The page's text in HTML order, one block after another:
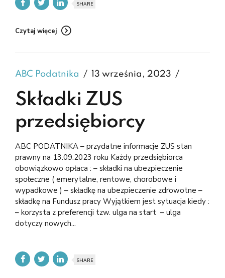
SHARE
Czytaj więcej
ABC Podatnika 13 września, 2023
Składki ZUS
przedsiębiorcy
ABC PODATNIKA – przydatne informacje ZUS stan
prawny na 13.09.2023 roku Każdy przedsiębiorca
obowiązkowo opłaca : – składki na ubezpieczenie
społeczne ( emerytalne, rentowe, chorobowe i
wypadkowe ) – składkę na ubezpieczenie zdrowotne –
składkę na Fundusz pracy Wyjątkiem jest sytuacja kiedy :
– korzysta z preferencji tzw. ulga na start – ulga
dotyczy nowych...
SHARE